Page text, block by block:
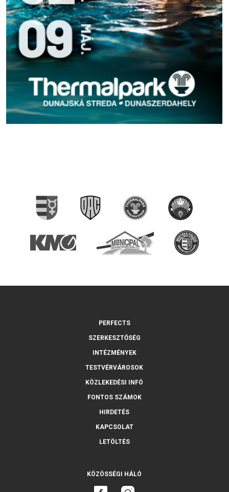
PERFECTS
SZERKESZTŐSÉG
INTÉZMÉNYEK
TESTVÉRVÁROSOK
KÖZLEKEDÉSI INFÓ
FONTOS SZÁMOK
HIRDETÉS
KAPCSOLAT
LETÖLTÉS
KÖZÖSSÉGI HÁLÓ